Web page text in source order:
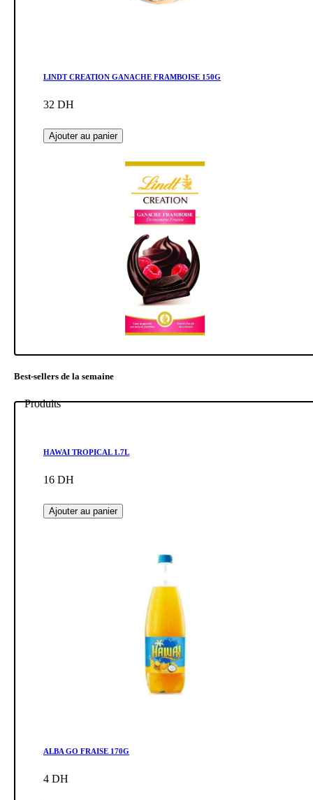
LINDT CREATION GANACHE FRAMBOISE 150G
32 DH
Ajouter au panier
Best-sellers de la semaine
Produits
HAWAI TROPICAL 1.7L
16 DH
Ajouter au panier
ALBA GO FRAISE 170G
4 DH